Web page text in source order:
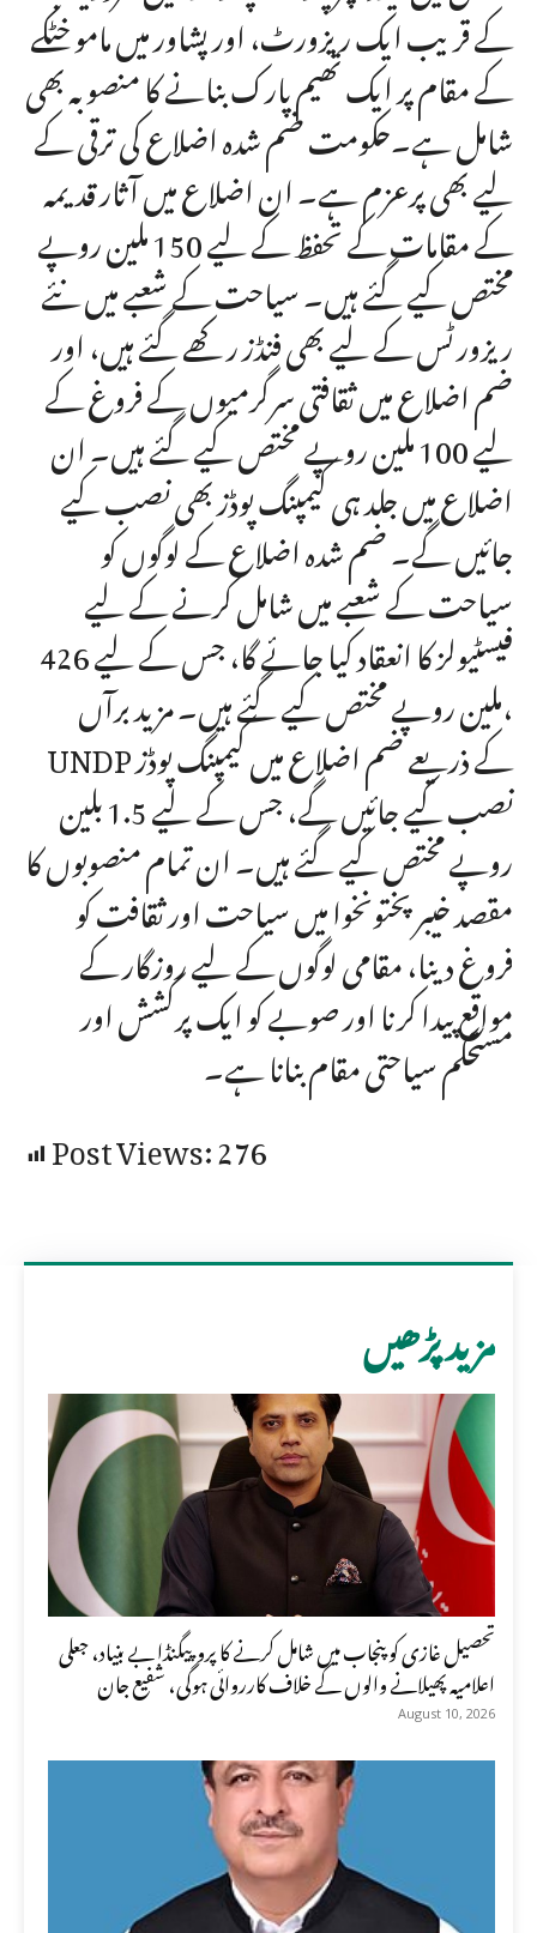
کے قریب ایک ریزورٹ، اور پشاور میں مامو خٹکے
کے مقام پر ایک تھیم پارک بنانے کا منصوبہ بھی
شامل ہے۔حکومت ضم شدہ اضلاع کی ترقی کے
لیے بھی پرعزم ہے۔ ان اضلاع میں آثار قدیمہ
کے مقامات کے تحفظ کے لیے 150 ملین روپے
مختص کیے گئے ہیں۔ سیاحت کے شعبے میں نئے
ریزورٹس کے لیے بھی فنڈز رکھے گئے ہیں، اور
ضم اضلاع میں ثقافتی سرگرمیوں کے فروغ کے
لیے 100 ملین روپے مختص کیے گئے ہیں۔ ان
اضلاع میں جلد ہی کیمپنگ پوڈز بھی نصب کیے
جائیں گے۔ ضم شدہ اضلاع کے لوگوں کو
سیاحت کے شعبے میں شامل کرنے کے لیے
فیسٹیولز کا انعقاد کیا جائے گا، جس کے لیے 426
ملین روپے مختص کیے گئے ہیں۔ مزید برآں،
UNDP کے ذریعے ضم اضلاع میں کیمپنگ پوڈز
نصب کیے جائیں گے، جس کے لیے 1.5 بلین
روپے مختص کیے گئے ہیں۔ ان تمام منصوبوں کا
مقصد خیبر پختونخوا میں سیاحت اور ثقافت کو
فروغ دینا، مقامی لوگوں کے لیے روزگار کے
مواقع پیدا کرنا اور صوبے کو ایک پرکشش اور
مستحکم سیاحتی مقام بنانا ہے۔
Post Views:276
مزید پڑھیں
تحصیل غازی کو پنجاب میں شامل کرنے کا پروپیگنڈا بے بنیاد، جعلی
اعلامیہ پھیلانے والوں کے خلاف کارروائی ہوگی، شفیع جان
August 10, 2026